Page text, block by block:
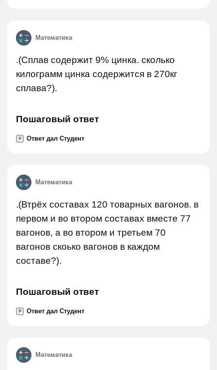
Математика
.(Сплав содержит 9% цинка. сколько
килограмм цинка содержится в 270кг
сплава?).
Пошаговый ответ
P Ответ дал Студент
Математика
.(Втрёх составах 120 товарных вагонов. в
первом и во втором составах вместе 77
вагонов, а во втором и третьем 70
вагонов скоько вагонов в каждом
составе?).
Пошаговый ответ
P Ответ дал Студент
Математика